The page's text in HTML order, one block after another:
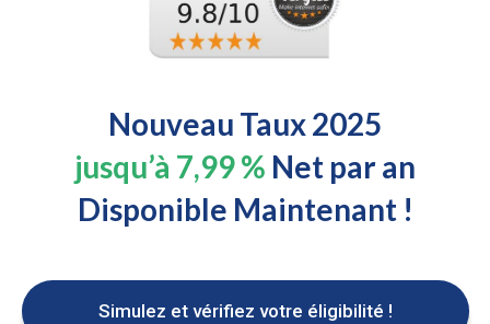
Nouveau Taux 2025
jusqu’à 7,99 % Net par an
Disponible Maintenant !
Simulez et vérifiez votre éligibilité !